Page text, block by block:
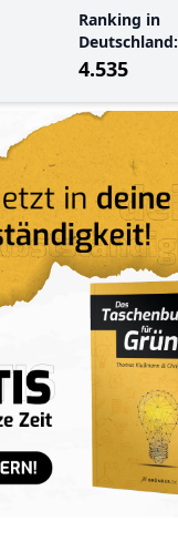
Ranking in
Deutschland:
4.535